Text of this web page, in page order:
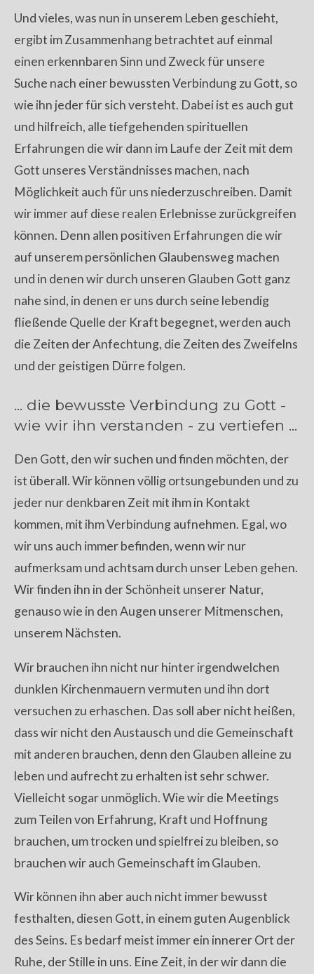
Und vieles, was nun in unserem Leben geschieht,
ergibt im Zusammenhang betrachtet auf einmal
einen erkennbaren Sinn und Zweck für unsere
Suche nach einer bewussten Verbindung zu Gott, so
wie ihn jeder für sich versteht. Dabei ist es auch gut
und hilfreich, alle tiefgehenden spirituellen
Erfahrungen die wir dann im Laufe der Zeit mit dem
Gott unseres Verständnisses machen, nach
Möglichkeit auch für uns niederzuschreiben. Damit
wir immer auf diese realen Erlebnisse zurückgreifen
können. Denn allen positiven Erfahrungen die wir
auf unserem persönlichen Glaubensweg machen
und in denen wir durch unseren Glauben Gott ganz
nahe sind, in denen er uns durch seine lebendig
fließende Quelle der Kraft begegnet, werden auch
die Zeiten der Anfechtung, die Zeiten des Zweifelns
und der geistigen Dürre folgen.
... die bewusste Verbindung zu Gott -
wie wir ihn verstanden - zu vertiefen ...
Den Gott, den wir suchen und finden möchten, der
ist überall. Wir können völlig ortsungebunden und zu
jeder nur denkbaren Zeit mit ihm in Kontakt
kommen, mit ihm Verbindung aufnehmen. Egal, wo
wir uns auch immer befinden, wenn wir nur
aufmerksam und achtsam durch unser Leben gehen.
Wir finden ihn in der Schönheit unserer Natur,
genauso wie in den Augen unserer Mitmenschen,
unserem Nächsten.
Wir brauchen ihn nicht nur hinter irgendwelchen
dunklen Kirchenmauern vermuten und ihn dort
versuchen zu erhaschen. Das soll aber nicht heißen,
dass wir nicht den Austausch und die Gemeinschaft
mit anderen brauchen, denn den Glauben alleine zu
leben und aufrecht zu erhalten ist sehr schwer.
Vielleicht sogar unmöglich. Wie wir die Meetings
zum Teilen von Erfahrung, Kraft und Hoffnung
brauchen, um trocken und spielfrei zu bleiben, so
brauchen wir auch Gemeinschaft im Glauben.
Wir können ihn aber auch nicht immer bewusst
festhalten, diesen Gott, in einem guten Augenblick
des Seins. Es bedarf meist immer ein innerer Ort der
Ruhe, der Stille in uns. Eine Zeit, in der wir dann die